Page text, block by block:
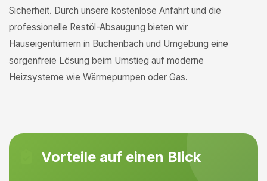
Sicherheit. Durch unsere kostenlose Anfahrt und die
professionelle Restöl-Absaugung bieten wir
Hauseigentümern in Buchenbach und Umgebung eine
sorgenfreie Lösung beim Umstieg auf moderne
Heizsysteme wie Wärmepumpen oder Gas.
Vorteile auf einen Blick